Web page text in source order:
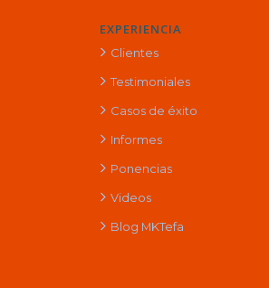
EXPERIENCIA
Clientes
Testimoniales
Casos de éxito
Informes
Ponencias
Videos
Blog MKTefa